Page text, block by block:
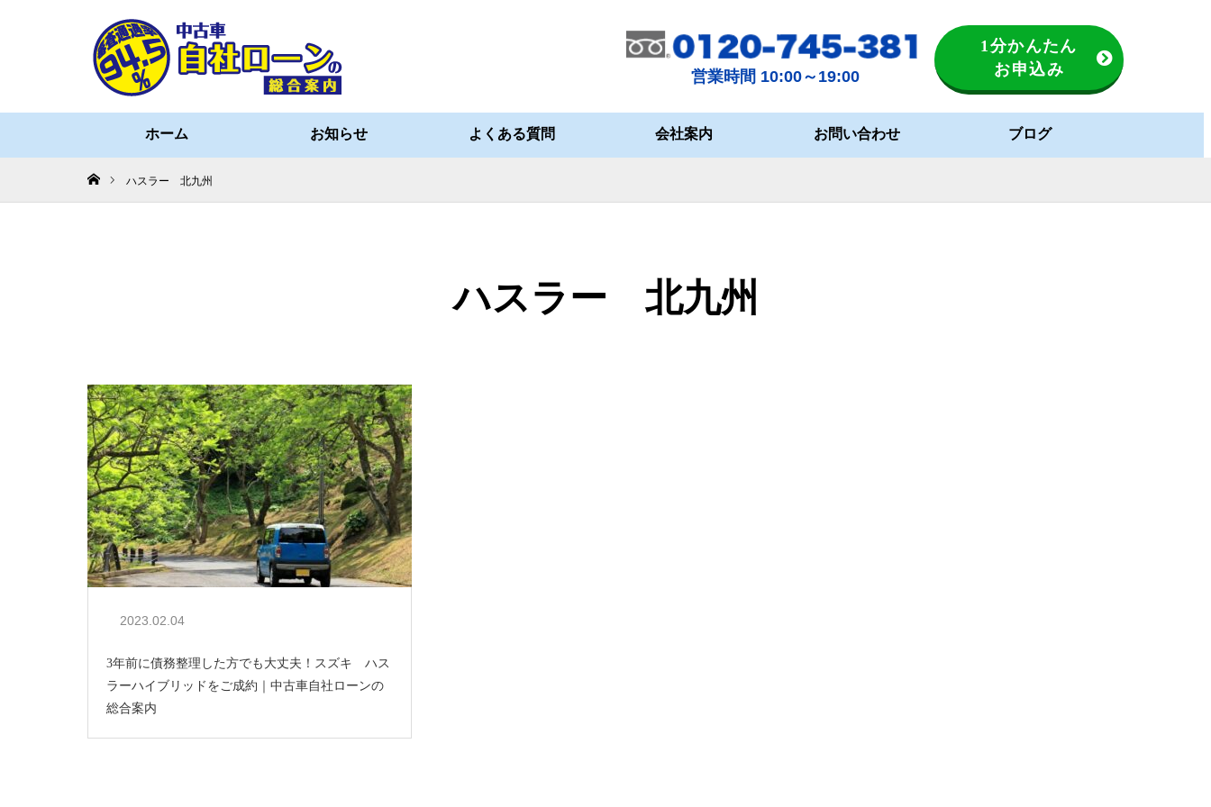
営業時間 10:00～19:00
1分かんたん
お申込み
ホーム お知らせ よくある質問 会社案内 お問い合わせ ブログ
ハスラー 北九州
ハスラー 北九州
2023.02.04
3年前に債務整理した方でも大丈夫！スズキ ハス
ラーハイブリッドをご成約｜中古車自社ローンの
総合案内